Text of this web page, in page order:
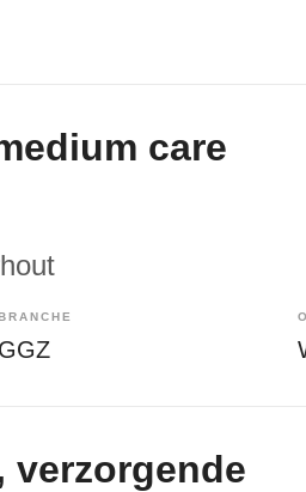
care
GGZ
verzorgende